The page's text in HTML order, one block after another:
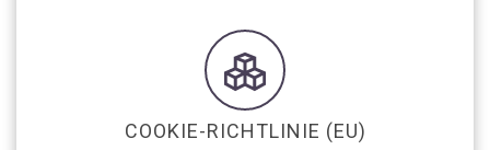
COOKIE-RICHTLINIE (EU)